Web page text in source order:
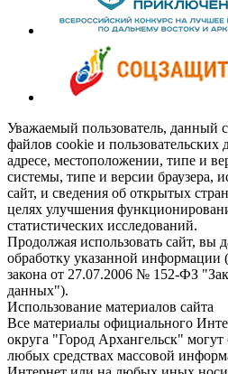
Уважаемый пользователь, данный
файлов cookie и
адресе, местоположении, типе и
системы, типе и версии браузера,
сайт, и сведения об открытых
целях улучшения
статистических исследований.
Продолжая использовать сайт, вы
обработку указанной информации
закона от 27.07.2006 № 152-ФЗ
данных").
Использование материалов сайта
Все материалы официального
округа "Город Архангельск"
любых средствах массовой